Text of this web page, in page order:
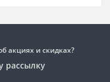
акциях и скидках?
рассылку